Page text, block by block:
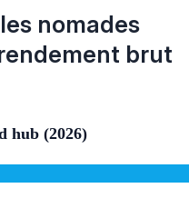
nomades
brut